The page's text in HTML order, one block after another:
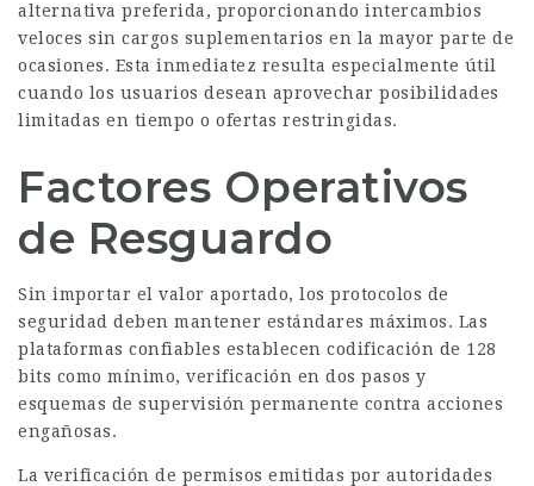
alternativa preferida, proporcionando intercambios
veloces sin cargos suplementarios en la mayor parte de
ocasiones. Esta inmediatez resulta especialmente útil
cuando los usuarios desean aprovechar posibilidades
limitadas en tiempo o ofertas restringidas.
Factores Operativos
de Resguardo
Sin importar el valor aportado, los protocolos de
seguridad deben mantener estándares máximos. Las
plataformas confiables establecen codificación de 128
bits como mínimo, verificación en dos pasos y
esquemas de supervisión permanente contra acciones
engañosas.
La verificación de permisos emitidas por autoridades